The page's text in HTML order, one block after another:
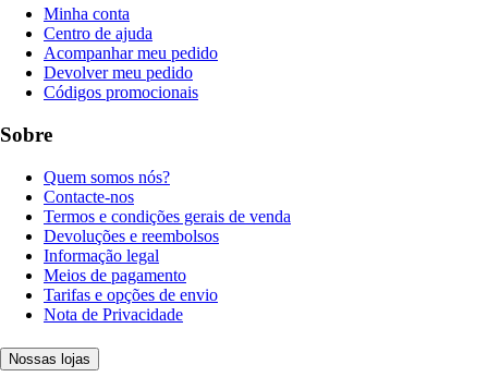
Minha conta
Centro de ajuda
Acompanhar meu pedido
Devolver meu pedido
Códigos promocionais
Sobre
Quem somos nós?
Contacte-nos
Termos e condições gerais de venda
Devoluções e reembolsos
Informação legal
Meios de pagamento
Tarifas e opções de envio
Nota de Privacidade
Nossas lojas